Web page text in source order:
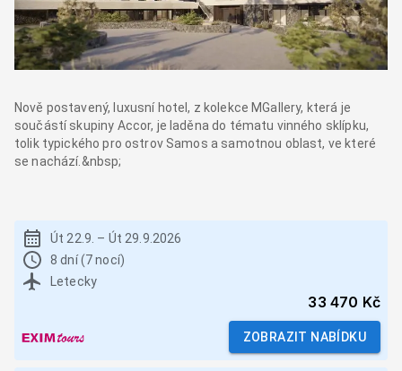
Nově postavený, luxusní hotel, z kolekce MGallery, která je
součástí skupiny Accor, je laděna do tématu vinného sklípku,
tolik typického pro ostrov Samos a samotnou oblast, ve které
se nachází.&nbsp;
Út 22.9. – Út 29.9.2026
8 dní (7 nocí)
Letecky
33 470 Kč
ZOBRAZIT NABÍDKU